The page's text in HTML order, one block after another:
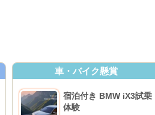
車・バイク懸賞
宿泊付き BMW iX3試乗
体験